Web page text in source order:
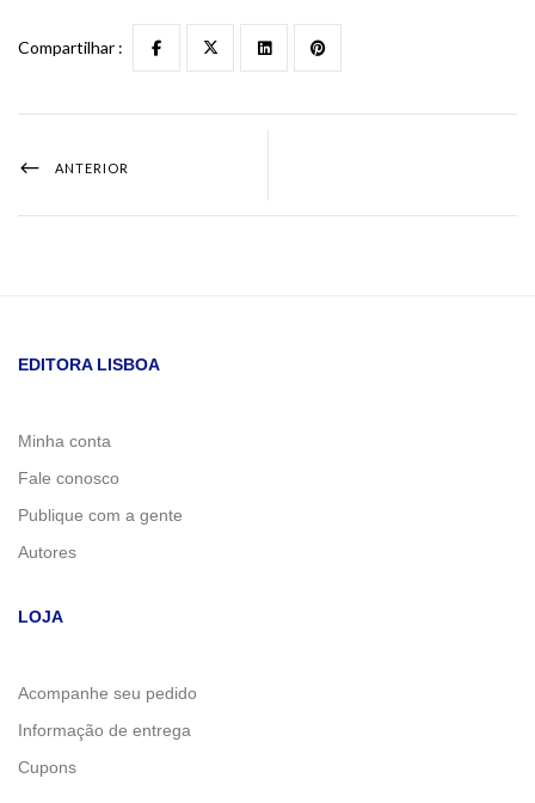
Compartilhar :
ANTERIOR
EDITORA LISBOA
Minha conta
Fale conosco
Publique com a gente
Autores
LOJA
Acompanhe seu pedido
Informação de entrega
Cupons